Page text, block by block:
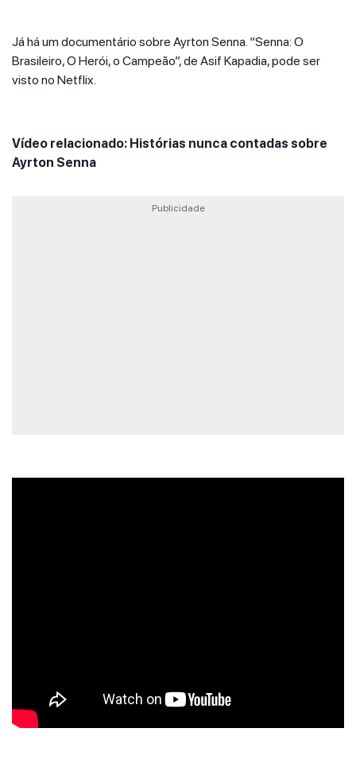
Já há um documentário sobre Ayrton Senna. “Senna: O
Brasileiro, O Herói, o Campeão”, de Asif Kapadia, pode ser
visto no Netflix.
Vídeo relacionado: Histórias nunca contadas sobre
Ayrton Senna
Publicidade